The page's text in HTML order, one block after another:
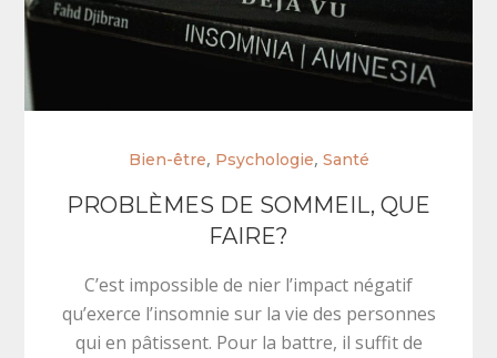
Bien-être, Psychologie, Santé
PROBLÈMES DE SOMMEIL, QUE
FAIRE?
C’est impossible de nier l’impact négatif
qu’exerce l’insomnie sur la vie des personnes
qui en pâtissent. Pour la battre, il suffit de